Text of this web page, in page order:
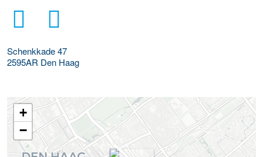
Schenkkade 47
2595AR Den Haag
+
−